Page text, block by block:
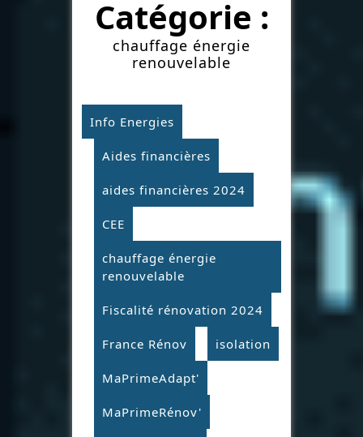
Catégorie :
chauffage énergie
renouvelable
Info Energies
Aides financières
aides financières 2024
CEE
chauffage énergie
renouvelable
Fiscalité rénovation 2024
France Rénov isolation
MaPrimeAdapt'
MaPrimeRénov'